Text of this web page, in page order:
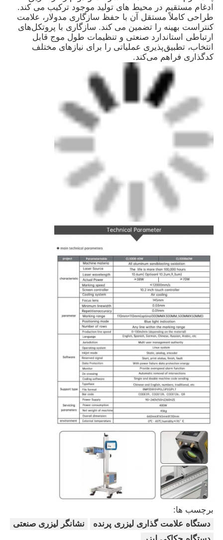
کارخانه تور
کنترل کیفیت
تماس با ما
درخواست نقل قول
دستگاه مارک لیزر فیبر
دستگاه علامت گذاری لیزر دستی
دستگاه مارک لیزر UV
چاپگر جوهری
کارتریج های جوهر صنعتی
دستگاه حمل و نقل صفحه
چاپگر صنعتی UV
ماشین مهر و موم مستمر
ادغام مستقیم در محیط های تولید موجود ترکیب می کند.
طراحی کاملاً مستقل آن با حفظ سازگاری مدولار، علامت
کنتراست بهینه را تضمین می کند. سازگاری با پروتکل‌های
ارتباطی استاندارد صنعتی و تنظیمات طول موج قابل
انتخاب، تطبیق‌پذیری عملیاتی را برای نیازهای مختلف
کدگذاری فراهم می‌کند.
برچسب ها:
دستگاه علامت گذاری لیزری پرنده
نشانگر لیزری صنعتی